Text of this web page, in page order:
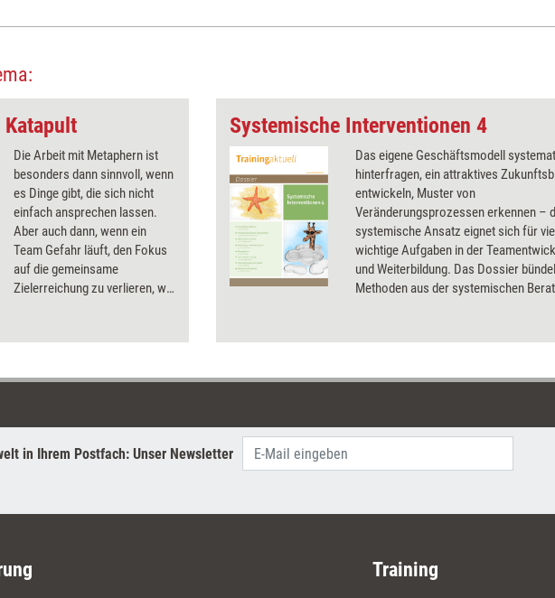
Die Arbeit mit Metaphern ist
besonders dann sinnvoll, wenn
es Dinge gibt, die sich nicht
einfach ansprechen lassen.
Aber auch dann, wenn ein
Team Gefahr läuft, den Fokus
auf die gemeinsame
Zielerreichung zu verlieren, wie
frischem Schub und neuen
Systemische Interventionen 4
Das eigene Geschäftsmodell
hinterfragen, ein attraktives
entwickeln, Muster von
Veränderungsprozessen erkennen –
systemische Ansatz eignet sich für
wichtige Aufgaben in der
und Weiterbildung. Das Dossier
Methoden aus der systemischen
in Ihrem Postfach: Unser Newsletter
Training